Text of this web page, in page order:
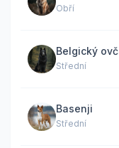
Obří
Belgický
Střední
Basenji
Střední